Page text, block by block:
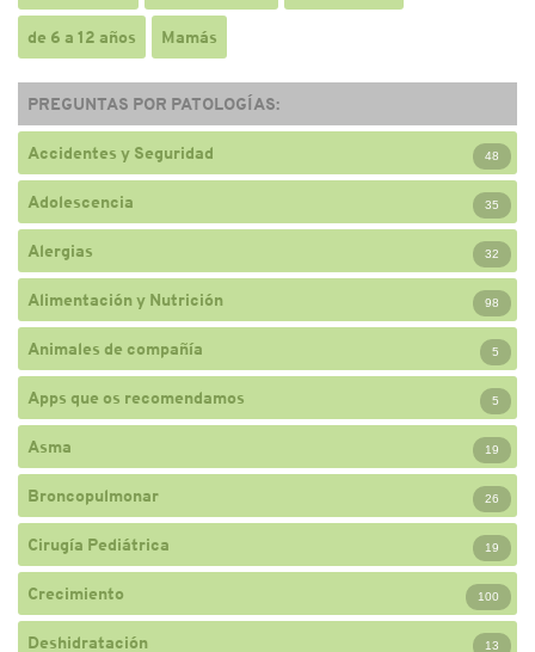
de 6 a 12 años Mamás
PREGUNTAS POR PATOLOGÍAS:
Accidentes y Seguridad 48
Adolescencia 35
Alergias 32
Alimentación y Nutrición 98
Animales de compañía 5
Apps que os recomendamos 5
Asma 19
Broncopulmonar 26
Cirugía Pediátrica 19
Crecimiento 100
Deshidratación 13